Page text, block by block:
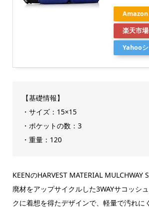
Amazon
楽天市場
Yahoo
【基礎情報】
・サイズ：15×15
・ポケットの数：3
・重量：120
KEENのHARVEST MATERIAL MULCHWAY
廃材をアップサイクルした3WAYサコッシ
クに着想を得たデザインで、軽量で汚れに